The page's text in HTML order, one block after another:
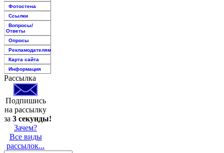
Фотостена
Ссылки
Вопросы/
Ответы
Опросы
Рекламодателям
Карта сайта
Информация
Рассылка
Подпишись
на рассылку
за 3 секунды!
Зачем?
Все виды
рассылок...